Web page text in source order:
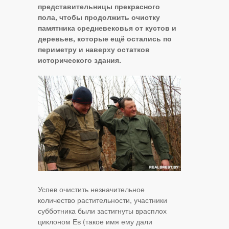
представительницы прекрасного
пола, чтобы продолжить очистку
памятника средневековья от кустов и
деревьев, которые ещё остались по
периметру и наверху остатков
исторического здания.
Успев очистить незначительное
количество растительности, участники
субботника были застигнуты врасплох
циклоном Ев (такое имя ему дали